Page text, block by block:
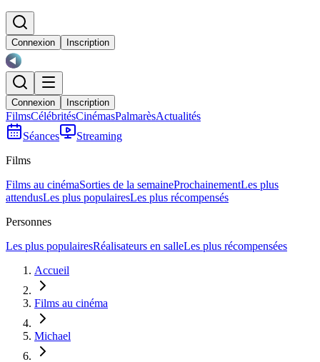
Connexion Inscription
Connexion Inscription
FilmsCélébritésCinémasPalmarèsActualités
Séances
Streaming
Films
Films au cinémaSorties de la semaineProchainementLes plus
attendusLes plus populairesLes plus récompensés
Personnes
Les plus populairesRéalisateurs en salleLes plus récompensées
Accueil
Films au cinéma
Michael